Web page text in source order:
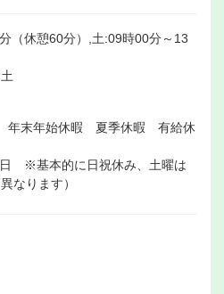
（休憩60分）,土:09時00分～13
末年始休暇 夏季休暇 有給休
※基本的に日祝休み、土曜は
なります）